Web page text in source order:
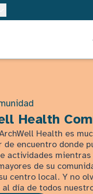
Health
Health es
de encuentro donde
actividades
de su
centro local. Y no
día de todos